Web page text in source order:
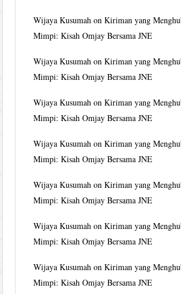
Wijaya Kusumah onKiriman yang
Mimpi: Kisah Omjay Bersama JNE
Wijaya Kusumah onKiriman yang
Mimpi: Kisah Omjay Bersama JNE
Wijaya Kusumah onKiriman yang
Mimpi: Kisah Omjay Bersama JNE
Wijaya Kusumah onKiriman yang
Mimpi: Kisah Omjay Bersama JNE
Wijaya Kusumah onKiriman yang
Mimpi: Kisah Omjay Bersama JNE
Wijaya Kusumah onKiriman yang
Mimpi: Kisah Omjay Bersama JNE
Wijaya Kusumah onKiriman yang
Mimpi: Kisah Omjay Bersama JNE